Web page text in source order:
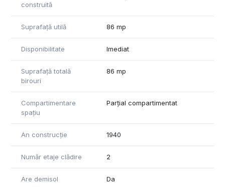
construită
Suprafață utilă 86 mp
Disponibilitate Imediat
Suprafață totală
birouri
86 mp
Compartimentare
spațiu
Parțial compartimentat
An construcție 1940
Număr etaje clădire 2
Are demisol Da